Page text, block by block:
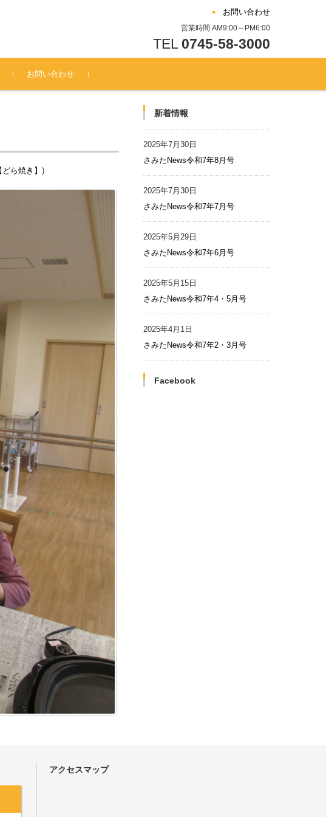
お問い合わせ
営業時間 AM9:00～PM6:00
TEL 0745-58-3000
お問い合わせ
どら焼き】)
新着情報
2025年7月30日
さみたNews令和7年8月号
2025年7月30日
さみたNews令和7年7月号
2025年5月29日
さみたNews令和7年6月号
2025年5月15日
さみたNews令和7年4・5月号
2025年4月1日
さみたNews令和7年2・3月号
Facebook
アクセスマップ